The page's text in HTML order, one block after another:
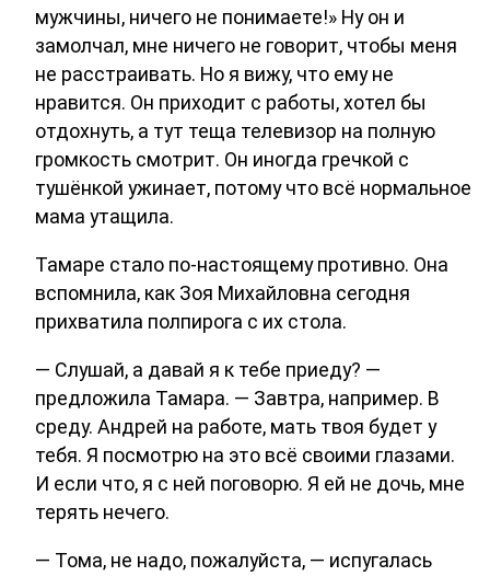
мужчины, ничего не понимаете!» Ну он и
замолчал, мне ничего не говорит, чтобы меня
не расстраивать. Но я вижу, что ему не
нравится. Он приходит с работы, хотел бы
отдохнуть, а тут теща телевизор на полную
громкость смотрит. Он иногда гречкой с
тушёнкой ужинает, потому что всё нормальное
мама утащила.
Тамаре стало по-настоящему противно. Она
вспомнила, как Зоя Михайловна сегодня
прихватила полпирога с их стола.
— Слушай, а давай я к тебе приеду? —
предложила Тамара. — Завтра, например. В
среду. Андрей на работе, мать твоя будет у
тебя. Я посмотрю на это всё своими глазами.
И если что, я с ней поговорю. Я ей не дочь, мне
терять нечего.
— Тома, не надо, пожалуйста, — испугалась